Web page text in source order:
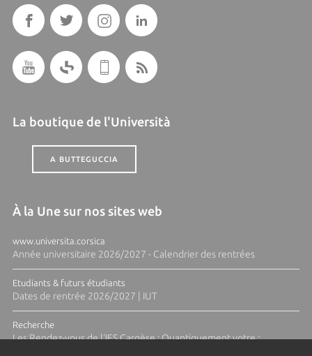
La boutique de l'Università
A BUTTEGUCCIA
À la Une sur nos sites web
www.universita.corsica
Année universitaire 2026/2027 - Calendrier des rentrées
Etudiants & futurs étudiants
Dates de rentrée 2026/2027 | IUT
Recherche
Les Rendez-vous de l'IES Cargèse : Quantiquement votre :